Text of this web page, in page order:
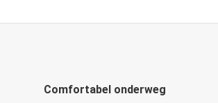
Comfortabel onderweg